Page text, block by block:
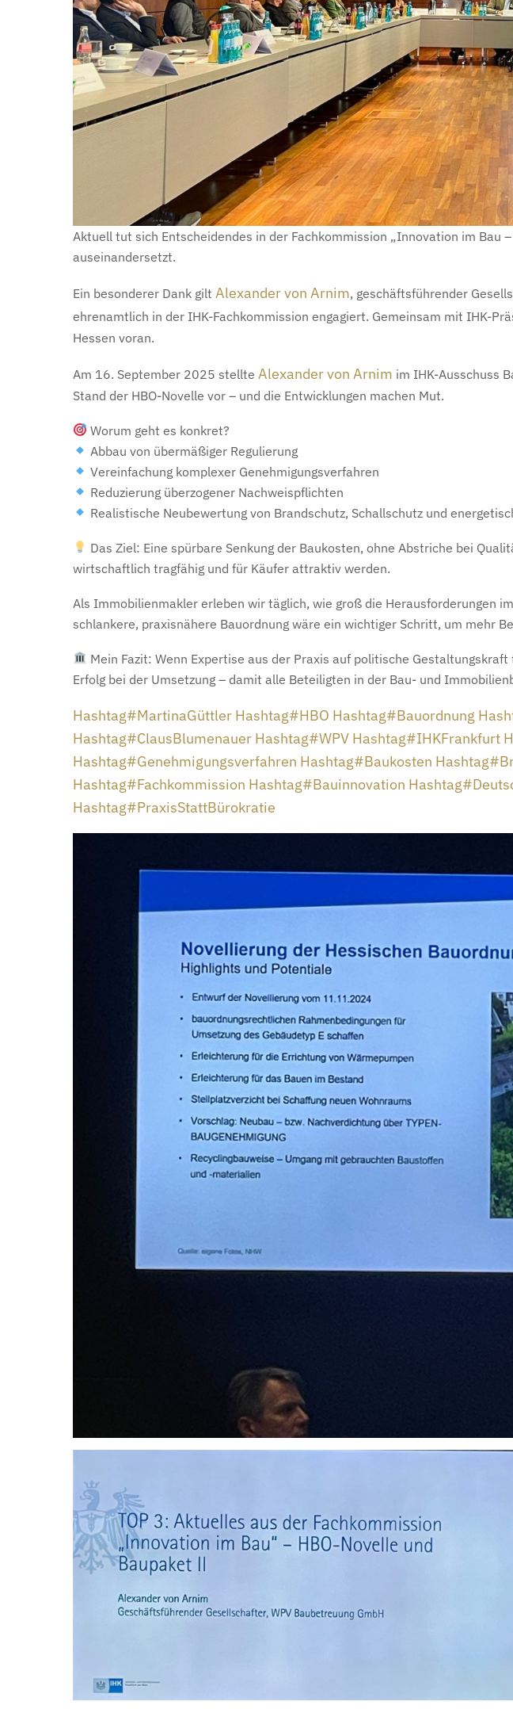
Aktuell tut sich Entscheidendes in der Fachkommission „Innovation im
auseinandersetzt.
Ein besonderer Dank gilt Alexander von Arnim, geschäftsführender
ehrenamtlich in der IHK-Fachkommission engagiert. Gemeinsam mit IHK-
Hessen voran.
Am 16. September 2025 stellte Alexander von Arnim im IHK-Ausschuss
Stand der HBO-Novelle vor – und die Entwicklungen machen Mut.
Worum geht es konkret?
Abbau von übermäßiger Regulierung
Vereinfachung komplexer Genehmigungsverfahren
Reduzierung überzogener Nachweispflichten
Realistische Neubewertung von Brandschutz, Schallschutz und
Das Ziel: Eine spürbare Senkung der Baukosten, ohne Abstriche bei
wirtschaftlich tragfähig und für Käufer attraktiv werden.
Als Immobilienmakler erleben wir täglich, wie groß die Herausforderungen
schlankere, praxisnähere Bauordnung wäre ein wichtiger Schritt, um mehr
Mein Fazit: Wenn Expertise aus der Praxis auf politische
Erfolg bei der Umsetzung – damit alle Beteiligten in der Bau- und
Hashtag#MartinaGüttler Hashtag#HBO Hashtag#Bauordnung
Hashtag#ClausBlumenauer Hashtag#WPV Hashtag#IHKFrankfurt
Hashtag#Genehmigungsverfahren Hashtag#Baukosten Hashtag#
Hashtag#Fachkommission Hashtag#Bauinnovation Hashtag#
Hashtag#PraxisStattBürokratie